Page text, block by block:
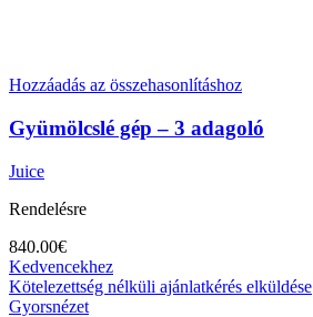
Hozzáadás az összehasonlításhoz
Gyümölcslé gép – 3 adagoló
Juice
Rendelésre
840.00€
Kedvencekhez
Kötelezettség nélküli ajánlatkérés elküldése
Gyorsnézet